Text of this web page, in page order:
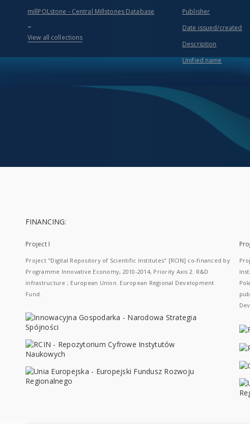
millPOLstone - Central Millstones Database
...
View all collections
Publisher
Date issued/created
Description
Unified name
FINANCING:
Project I
Project "Digital Repository of Scientific Institutes" [RCIN] co-financed by
Programme Innovative Economy, 2010-2014, Priority Axis 2. R&D
infrastructure ; European Union. European Regional Development
Fund.